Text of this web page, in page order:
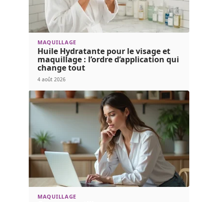
MAQUILLAGE
Huile Hydratante pour le visage et
maquillage : l’ordre d’application qui
change tout
4 août 2026
MAQUILLAGE